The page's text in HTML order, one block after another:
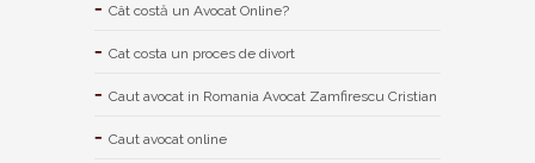
Cât costă un Avocat Online?
Cat costa un proces de divort
Caut avocat in Romania Avocat Zamfirescu Cristian
Caut avocat online